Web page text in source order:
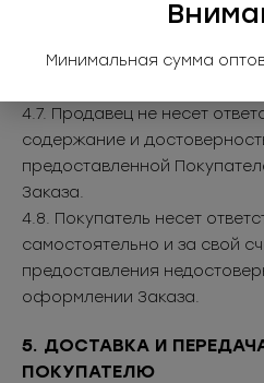
базе данных Продавца.
необходимую информацию в
4.7. Продавец не несет
содержание и
предоставленной
Заказа.
4.8. Покупатель несет
самостоятельно и за свой
предоставления
оформлении Заказа.
5. ДОСТАВКА И
ПОКУПАТЕЛЮ
Минимальная сумма